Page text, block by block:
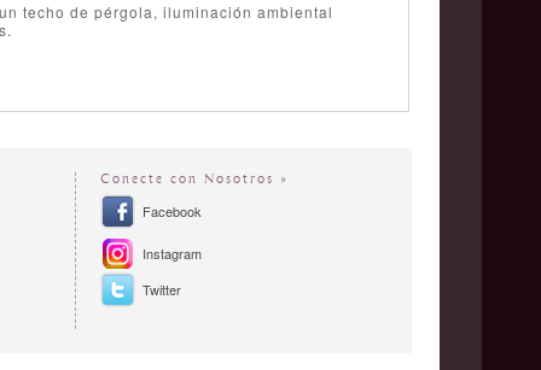
techo de pérgola, iluminación ambiental
Conecte con Nosotros »
Facebook
Instagram
Twitter